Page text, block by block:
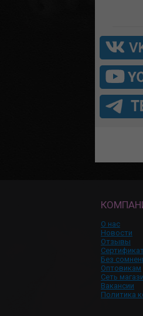
О нас
Новости
Отзывы
Без
Оптовикам
Сеть
Вакансии
Политика